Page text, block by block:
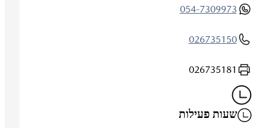
054-7309973
026735150
026735181
שעות פעילות